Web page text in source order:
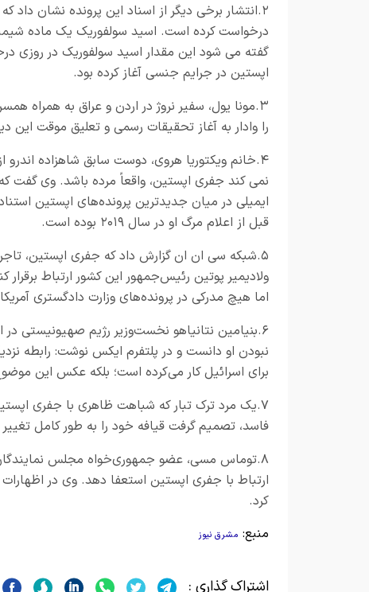
درخواست کرده است. اسید سولفوریک یک ماده
گفته می شود این مقدار اسید سولفوریک در
اپستین در جرایم جنسی آغاز کرده بود.
۳.مونا یول، سفیر نروژ در اردن و عراق به همراه
را وادار به آغاز تحقیقات رسمی و تعلیق موقت این
نمی کند جفری اپستین، واقعاً مرده باشد. وی گفت
ایمیلی در میان جدیدترین پرونده‌های اپستین
قبل از اعلام مرگ او در سال ۲۰۱۹ بوده است.
۵.شبکه سی‌ ان ‌ان گزارش داد که جفری اپستین، تاجر
ولادیمیر پوتین رئیس‌جمهور این کشور ارتباط
اما هیچ مدرکی در پرونده‌های وزارت دادگستری
۶.بنیامین نتانیاهو نخست‌وزیر رژیم صهیونیستی
نبودن او دانست و در پلتفرم ایکس نوشت: رابطه
برای اسرائیل کار می‌کرده است؛ بلکه عکس این
۷.یک مرد ترک تبار که شباهت ظاهری با جفری
فاسد، تصمیم گرفت قیافه خود را به طور کامل
۸.توماس مسی، عضو جمهوری‌خواه مجلس نمایندگان
ارتباط با جفری اپستین استعفا دهد. وی در
کرد.
منبع: مشرق نیوز
اشتراک گذاری :